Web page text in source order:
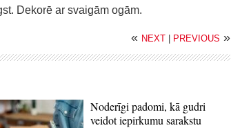
Dekorē ar svaigām ogām.
« NEXT PREVIOUS »
Noderīgi padomi, kā gudri
veidot iepirkumu sarakstu